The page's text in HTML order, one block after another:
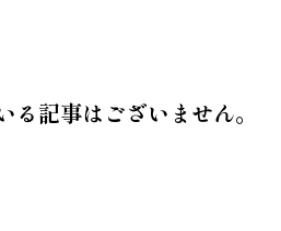
る記事はございません。